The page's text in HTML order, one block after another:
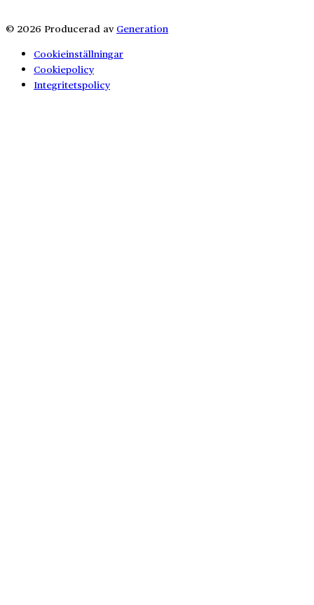
© 2026 Producerad av Generation
Cookieinställningar
Cookiepolicy
Integritetspolicy